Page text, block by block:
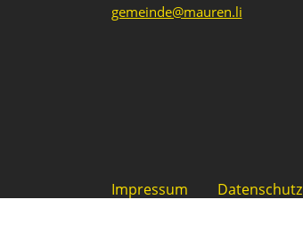
gemeinde@mauren.li
Impressum Datenschutz